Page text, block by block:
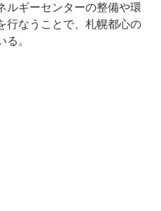
ルギーセンターの整備や環
行なうことで、札幌都心の
。